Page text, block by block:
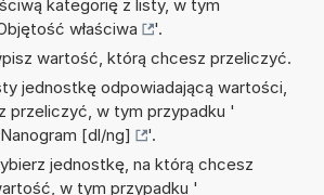
kategorię z listy, w tym
właściwa
'.
wartość, którą chcesz przeliczyć.
jednostkę odpowiadającą wartości,
przeliczyć, w tym przypadku '
[dl/ng]
'.
jednostkę, na którą chcesz
w tym przypadku '